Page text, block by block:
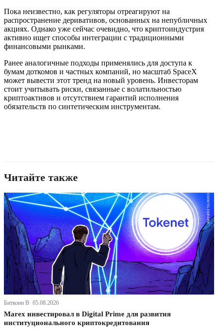
Пока неизвестно, как регуляторы отреагируют на
распространение деривативов, основанных на непубличных
акциях. Однако уже сейчас очевидно, что криптоиндустрия
активно ищет способы интеграции с традиционными
финансовыми рынками.
Ранее аналогичные подходы применялись для доступа к
бумам доткомов и частных компаний, но масштаб SpaceX
может вывести этот тренд на новый уровень. Инвесторам
стоит учитывать риски, связанные с волатильностью
криптоактивов и отсутствием гарантий исполнения
обязательств по синтетическим инструментам.
Читайте также
Биткоин В· 05.08.2026
Marex инвестировал в Digital Prime для развития
институционального криптокредитования